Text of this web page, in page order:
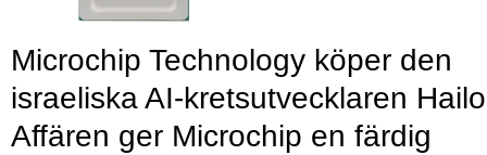
Microchip Technology köper den
israeliska AI-kretsutvecklaren
Affären ger Microchip en färdig